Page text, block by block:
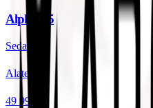
Alpha S5
Sedaan
Alates
49 990 €